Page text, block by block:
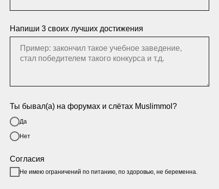
Напиши 3 своих лучших достижения
Ты бывал(а) на форумах и слётах Muslimmol?
Да
Нет
Согласия
Не имею ограничений по питанию, по здоровью, не беременна.